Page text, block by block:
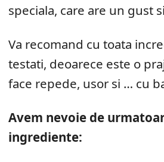
speciala, care are un gust
Va recomand cu toata
testati, deoarece este o
face repede, usor si … cu
Avem nevoie de
ingrediente: